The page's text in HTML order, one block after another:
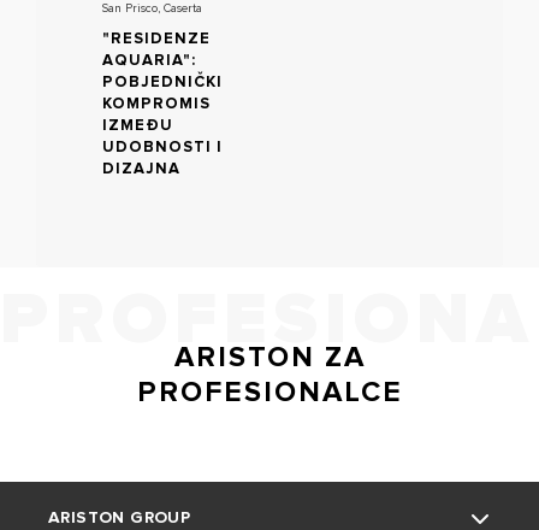
San Prisco, Caserta
"RESIDENZE
AQUARIA":
POBJEDNIČKI
KOMPROMIS
IZMEĐU
UDOBNOSTI I
DIZAJNA
ARISTON ZA
PROFESIONALCE
ARISTON GROUP